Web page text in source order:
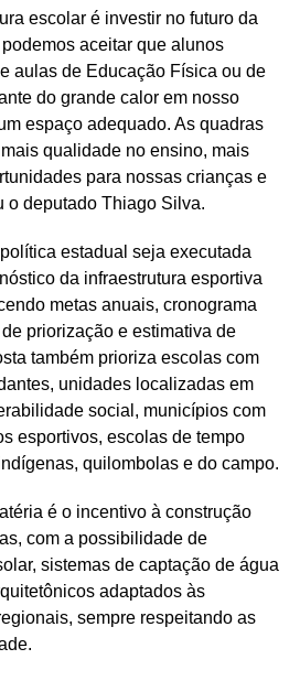
escolar é investir no futuro da
aceitar que alunos
aulas de Educação Física ou de
do grande calor em nosso
espaço adequado. As quadras
qualidade no ensino, mais
para nossas crianças e
o deputado Thiago Silva.
estadual seja executada
da infraestrutura esportiva
metas anuais, cronograma
priorização e estimativa de
também prioriza escolas com
unidades localizadas em
social, municípios com
esportivos, escolas de tempo
quilombolas e do campo.
é o incentivo à construção
com a possibilidade de
sistemas de captação de água
adaptados às
sempre respeitando as